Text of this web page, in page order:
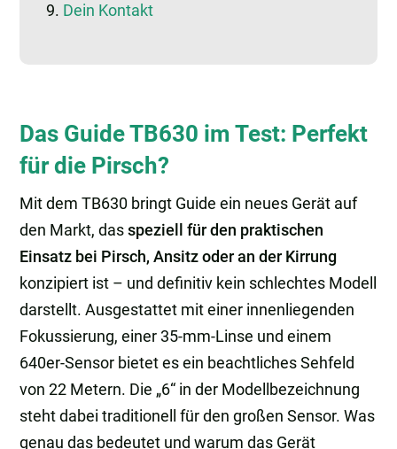
Dein Kontakt
Das Guide TB630 im Test: Perfekt
für die Pirsch?
Mit dem TB630 bringt Guide ein neues Gerät auf
den Markt, dasspeziell für den praktischen
Einsatz bei Pirsch, Ansitz oder an der Kirrung
konzipiert ist – und definitiv kein schlechtes Modell
darstellt. Ausgestattet mit einer innenliegenden
Fokussierung, einer 35-mm-Linse und einem
640er-Sensor bietet es ein beachtliches Sehfeld
von 22 Metern. Die „6“ in der Modellbezeichnung
steht dabei traditionell für den großen Sensor. Was
genau das bedeutet und warum das Gerät